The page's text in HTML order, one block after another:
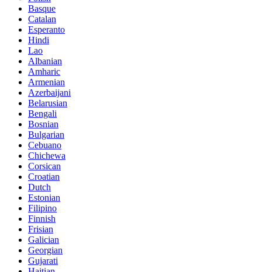
Basque
Catalan
Esperanto
Hindi
Lao
Albanian
Amharic
Armenian
Azerbaijani
Belarusian
Bengali
Bosnian
Bulgarian
Cebuano
Chichewa
Corsican
Croatian
Dutch
Estonian
Filipino
Finnish
Frisian
Galician
Georgian
Gujarati